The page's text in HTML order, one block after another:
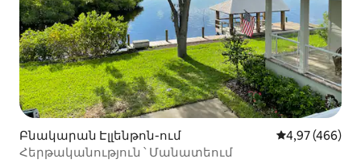
Բնակարան Էլլենթոն-ում Միջին
4,97 (466)
Հերթականություն ՝ Մանատեում